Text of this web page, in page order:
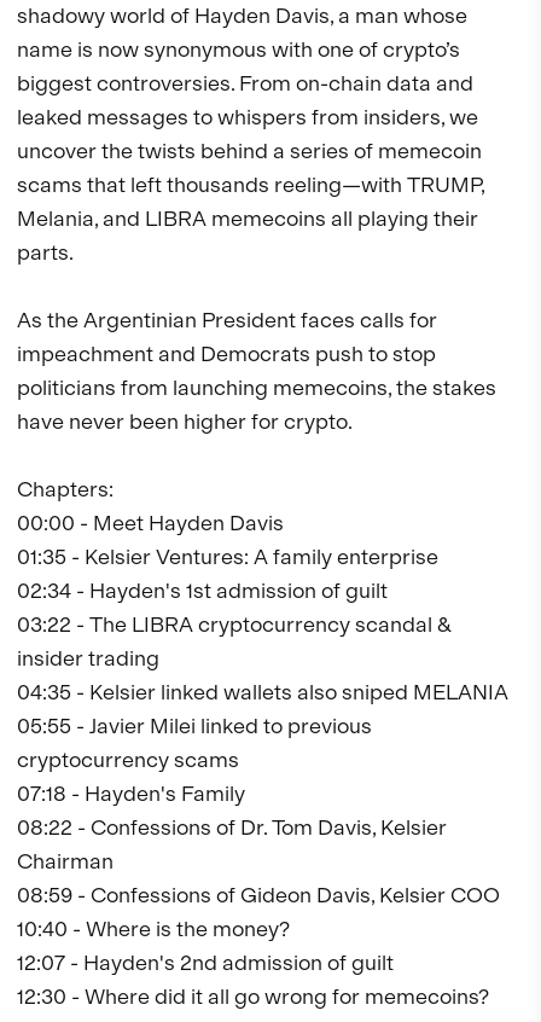
shadowy world of Hayden Davis, a man whose
name is now synonymous with one of crypto’s
biggest controversies. From on-chain data and
leaked messages to whispers from insiders, we
uncover the twists behind a series of memecoin
scams that left thousands reeling—with TRUMP,
Melania, and LIBRA memecoins all playing their
parts.
As the Argentinian President faces calls for
impeachment and Democrats push to stop
politicians from launching memecoins, the stakes
have never been higher for crypto.
Chapters:
00:00 - Meet Hayden Davis
01:35 - Kelsier Ventures: A family enterprise
02:34 - Hayden's 1st admission of guilt
03:22 - The LIBRA cryptocurrency scandal &
insider trading
04:35 - Kelsier linked wallets also sniped MELANIA
05:55 - Javier Milei linked to previous
cryptocurrency scams
07:18 - Hayden's Family
08:22 - Confessions of Dr. Tom Davis, Kelsier
Chairman
08:59 - Confessions of Gideon Davis, Kelsier COO
10:40 - Where is the money?
12:07 - Hayden's 2nd admission of guilt
12:30 - Where did it all go wrong for memecoins?